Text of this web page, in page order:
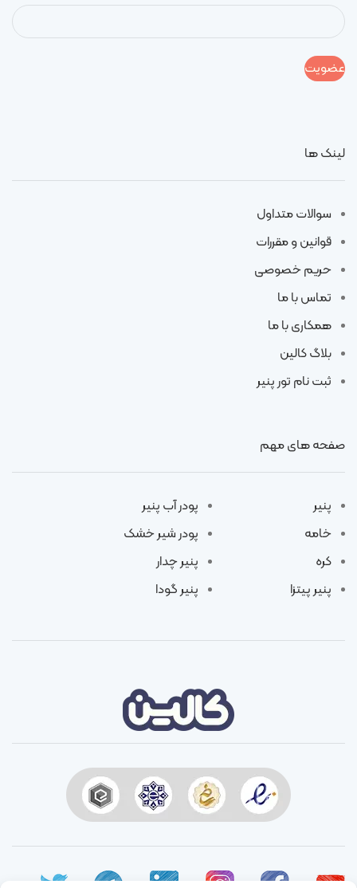
لینک ها
سوالات متداول
قوانین و مقررات
حریم خصوصی
تماس با ما
همکاری با ما
بلاگ کالین
ثبت نام تور پنیر
صفحه های مهم
پنیر
خامه
کره
پنیر پیتزا
پودر آب پنیر
پودر شیر خشک
پنیر چدار
پنیر گودا